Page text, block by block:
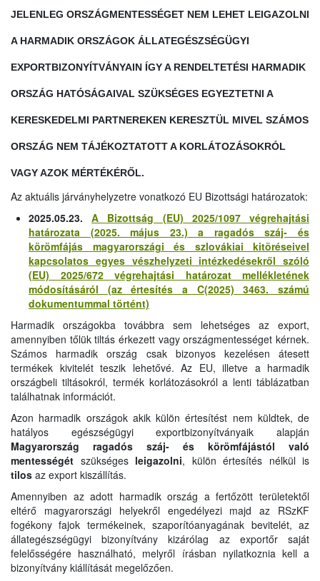
JELENLEG ORSZÁGMENTESSÉGET NEM LEHET LEIGAZOLNI
A HARMADIK ORSZÁGOK ÁLLATEGÉSZSÉGÜGYI
EXPORTBIZONYÍTVÁNYAIN ÍGY A RENDELTETÉSI HARMADIK
ORSZÁG HATÓSÁGAIVAL SZÜKSÉGES EGYEZTETNI A
KERESKEDELMI PARTNEREKEN KERESZTÜL MIVEL SZÁMOS
ORSZÁG NEM TÁJÉKOZTATOTT A KORLÁTOZÁSOKRÓL
VAGY AZOK MÉRTÉKÉRŐL.
Az aktuális járványhelyzetre vonatkozó EU Bizottsági határozatok:
2025.05.23.A Bizottság (EU) 2025/1097 végrehajtási
határozata (2025. május 23.) a ragadós száj- és
körömfájás magyarországi és szlovákiai kitöréseivel
kapcsolatos egyes vészhelyzeti intézkedésekről szóló
(EU) 2025/672 végrehajtási határozat mellékletének
módosításáról (az értesítés a C(2025) 3463. számú
dokumentummal történt)
Harmadik országokba továbbra sem lehetséges az export,
amennyiben tőlük tiltás érkezett vagy országmentességet kérnek.
Számos harmadik ország csak bizonyos kezelésen átesett
termékek kivitelét teszik lehetővé. Az EU, illetve a harmadik
országbeli tiltásokról, termék korlátozásokról a lenti táblázatban
találhatnak információt.
Azon harmadik országok akik külön értesítést nem küldtek, de
hatályos egészségügyi exportbizonyítványaik alapján
Magyarország ragadós száj- és körömfájástól való
mentességét szükségesleigazolni, külön értesítés nélkül is
tilos az export kiszállítás.
Amennyiben az adott harmadik ország a fertőzött területektől
eltérő magyarországi helyekről engedélyezi majd az RSzKF
fogékony fajok termékeinek, szaporítóanyagának bevitelét, az
állategészségügyi bizonyítvány kizárólag az exportőr saját
felelősségére használható, melyről írásban nyilatkoznia kell a
bizonyítvány kiállítását megelőzően.